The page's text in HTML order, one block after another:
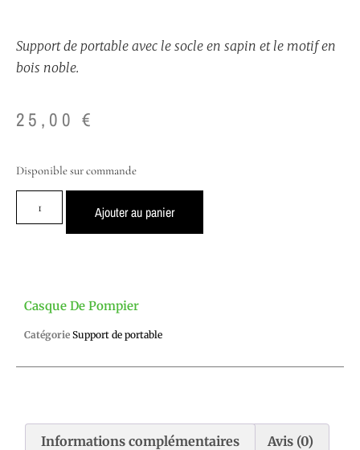
Support de portable avec le socle en sapin et le motif en
bois noble.
25,00€
Disponible sur commande
Ajouter au panier
Casque De Pompier
Catégorie Support de portable
Informations complémentaires Avis (0)